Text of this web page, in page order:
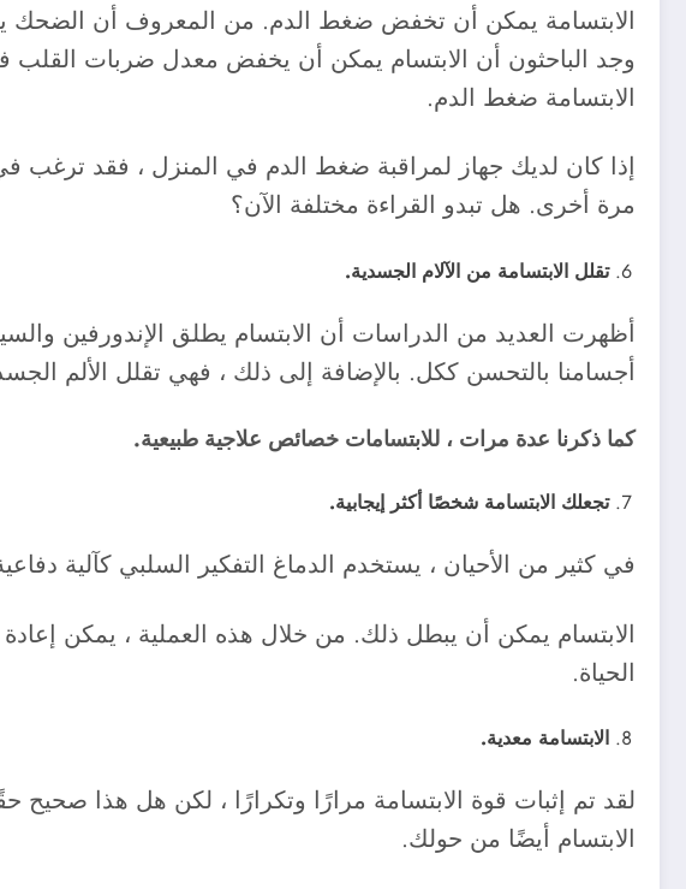
الابتسامة يمكن أن تخفض ضغط الدم. من المعروف أن
وجد الباحثون أن الابتسام يمكن أن يخفض معدل ضربات
الابتسامة ضغط الدم.
إذا كان لديك جهاز لمراقبة ضغط الدم في المنزل ، فقد ترغب
مرة أخرى. هل تبدو القراءة مختلفة الآن؟
تقلل الابتسامة من الآلام الجسدية.
أظهرت العديد من الدراسات أن الابتسام يطلق الإندورفين
أجسامنا بالتحسن ككل. بالإضافة إلى ذلك ، فهي تقلل الألم
كما ذكرنا عدة مرات ، للابتسامات خصائص علاجية طبيعية.
تجعلك الابتسامة شخصًا أكثر إيجابية.
في كثير من الأحيان ، يستخدم الدماغ التفكير السلبي كآلية
الابتسام يمكن أن يبطل ذلك. من خلال هذه العملية ، يمكن
الحياة.
الابتسامة معدية.
لقد تم إثبات قوة الابتسامة مرارًا وتكرارًا ، لكن هل هذا صحيح
الابتسام أيضًا من حولك.